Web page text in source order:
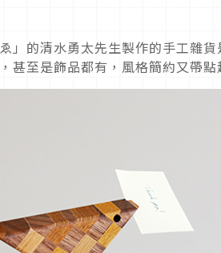
」的清水勇太先生製作的手工雜
甚至是飾品都有，風格簡約又帶點